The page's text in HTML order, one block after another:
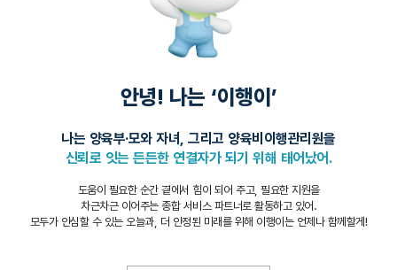
안녕! 나는 ‘이행이’
나는 양육부·모와 자녀, 그리고 양육비이행관리원을
신뢰로 잇는 든든한 연결자가 되기 위해 태어났어.
도움이 필요한 순간 곁에서 힘이 되어 주고, 필요한 지원을
차근차근 이어주는 종합 서비스 파트너로 활동하고 있어.
모두가 안심할 수 있는 오늘과, 더 안정된 미래를 위해 이행이는 언제나 함께할게!